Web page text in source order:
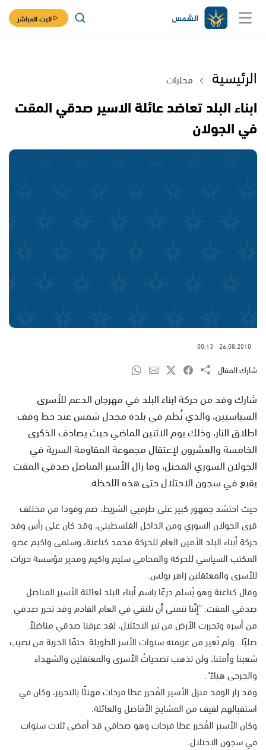
البث المباشر
الرئيسية محليات
ابناء البلد تعاضد عائلة الاسير صدقي المقت
في الجولان
26.08.2010
00:13
شارك المقال
شارك وفد من حركة ابناء البلد في مهرجان الدعم للأسرى
السياسيين، والذي نُظم في بلدة مجدل شمس عند خط وقف
اطلاق النار، وذلك يوم الاثنين الماضي حيث يصادف الذكرى
الخامسة والعشرون لإعتقال مجموعة المقاومة السرية في
الجولان السوري المحتل، وما زال الأسير المناضل صدقي المقت
يقبع في سجون الاحتلال حتى هذه اللحظة.
حيث احتشد جمهور كبير على طرفيي الشريط، ضم وفودا من مختلف
قرى الجولان السوري ومن الداخل الفلسطيني، وقد كان على رأس وفد
حركة أبناء البلد الأمين العام للحركة محمد كناعنة، وسلمى واكيم عضو
المكتب السياسي للحركة والمحامي سليم واكيم ومدير مؤسسة حريات
للأسرى والمعتقلين زاهر بولس.
وقال كناعنة وهو يُسلم درعًا باسم أبناء البلد لعائلة الأسير المناضل
صدقي المقت: "إنّنا نتمنى أن نلتقي في العام القادم وقد تحرر صدقي
من أسره وتحررت الأرض من نير الاحتلال، لقد عرفنا صدقي مناضلاً
صلبًا.. ولم تُغير من عزيمته سنوات الأسر الطويلة. حتمًا الحرية من نصيب
شعبنا وأمتنا، ولن تذهب تضحياتُ الأسرى والمعتقلين والشهداء
والجرحى هباءً".
وقد زار الوفد منزل الأسير المُحرر عطا فرحات مهنئًا بالتحرير، وكان في
استقبالهم لفيف من المشايخ الأفاضل والعائلة.
وكان الأسير المُحرر عطا فرحات وهو صحافي قد أمضى ثلاث سنوات
في سجون الاحتلال.